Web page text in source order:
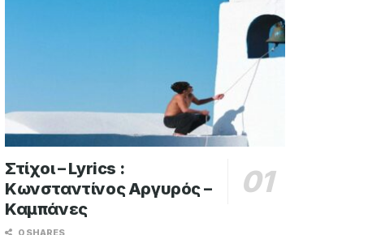
Στίχοι – Lyrics :
Κωνσταντίνος Αργυρός –
Καμπάνες
0 SHARES